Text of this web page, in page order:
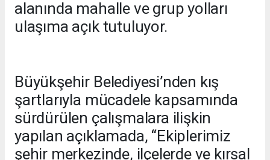
alanında mahalle ve grup yolları
ulaşıma açık tutuluyor.
Büyükşehir Belediyesi’nden kış
şartlarıyla mücadele kapsamında
sürdürülen çalışmalara ilişkin
yapılan açıklamada, “Ekiplerimiz
şehir merkezinde, ilçelerde ve kırsal